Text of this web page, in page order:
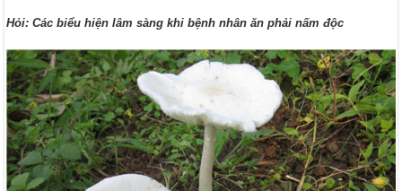
Hỏi: Các biểu hiện lâm sàng khi bệnh nhân ăn phải nấm độc